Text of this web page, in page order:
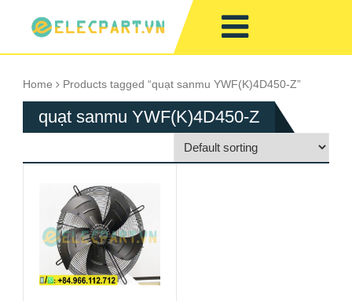
Home Products tagged “quạt sanmu YWF(K)4D450-Z”
quạt sanmu YWF(K)4D450-Z